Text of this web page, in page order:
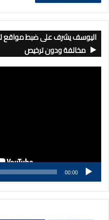
اليوسف يشرف على ضبط مواقع
مخالفة ودون ترخيص
00:00